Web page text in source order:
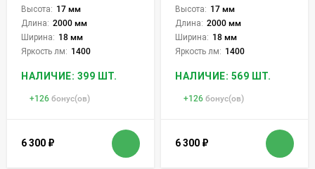
Высота: 17 мм
Длина: 2000 мм
Ширина: 18 мм
Яркость лм: 1400
НАЛИЧИЕ: 399 ШТ.
+126 бонус(ов)
6 300 ₽
Высота: 17 мм
Длина: 2000 мм
Ширина: 18 мм
Яркость лм: 1400
НАЛИЧИЕ: 569 ШТ.
+126 бонус(ов)
6 300 ₽